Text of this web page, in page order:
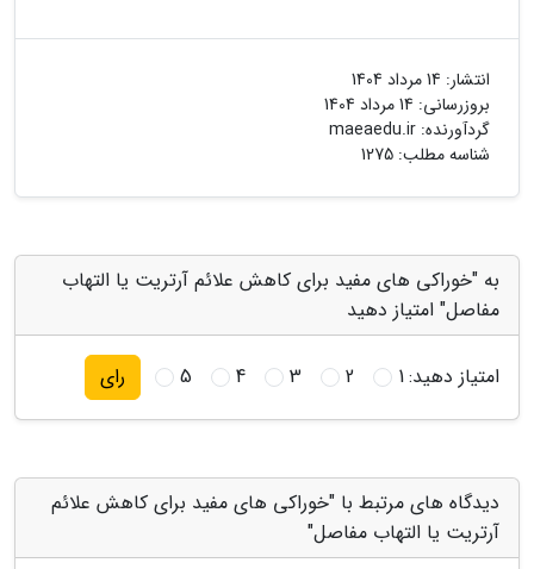
انتشار: 14 مرداد 1404
بروزرسانی: 14 مرداد 1404
گردآورنده: maeaedu.ir
شناسه مطلب: 1275
به "خوراکی های مفید برای کاهش علائم آرتریت یا التهاب
مفاصل" امتیاز دهید
امتیاز دهید:1
2
3
4
5 رای
دیدگاه های مرتبط با "خوراکی های مفید برای کاهش علائم
آرتریت یا التهاب مفاصل"